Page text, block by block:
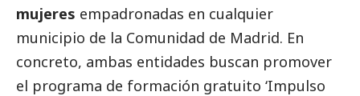
mujeres empadronadas en cualquier
municipio de la Comunidad de Madrid. En
concreto, ambas entidades buscan promover
el programa de formación gratuito ‘Impulso